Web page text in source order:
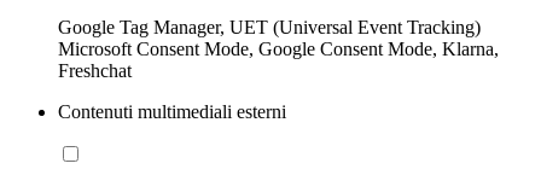
Google Tag Manager, UET (Universal Event Tracking)
Microsoft Consent Mode, Google Consent Mode, Klarna,
Freshchat
Contenuti multimediali esterni